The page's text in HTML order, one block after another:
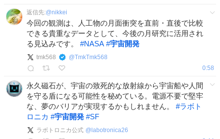
返信先:@nikkei
今回の観測は、人工物の月面衝突を直前・直後で比較
できる貴重なデータとして、今後の月研究に活用され
る見込みです。 #NASA #宇宙開発
tmk568 @TmkTmk568
0:58
永久磁石が、宇宙の致死的な放射線から宇宙船や人間
を守る盾になる可能性を秘めている。電源不要で堅牢
な、夢のバリアが実現するかもしれません。 #ラボト
ロニカ #宇宙開発 #SF
ラボトロニカ公式 @ labotronica26